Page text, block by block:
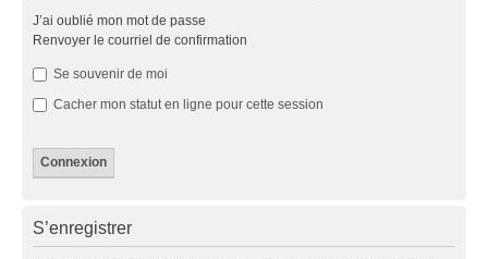
J’ai oublié mon mot de passe
Renvoyer le courriel de confirmation
Se souvenir de moi
Cacher mon statut en ligne pour cette session
S’enregistrer